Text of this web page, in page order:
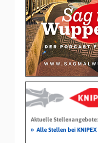
Aktuelle Stellenangebote:
» Alle Stellen bei KNIPEX